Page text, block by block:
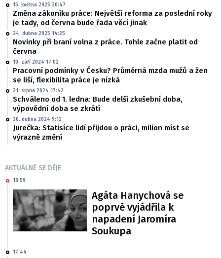
15. května 2025 20:47
Změna zákoníku práce: Největší reforma za poslední roky
je tady, od června bude řada věcí jinak
24. dubna 2025 14:25
Novinky při braní volna z práce. Tohle začne platit od
června
10. září 2024 17:02
Pracovní podmínky v Česku? Průměrná mzda mužů a žen
se liší, flexibilita práce je nízká
21. srpna 2024 17:42
Schváleno od 1. ledna: Bude delší zkušební doba,
výpovědní doba se zkrátí
30. dubna 2024 9:12
Jurečka: Statisíce lidí přijdou o práci, milion míst se
výrazně změní
AKTUÁLNĚ SE DĚJE
18:59
Agáta Hanychová se
poprvé vyjádřila k
napadení Jaromíra
Soukupa
17:44